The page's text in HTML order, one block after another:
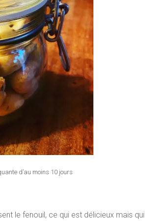
d’au moins 10 jours
le fenouil, ce qui est délicieux mais qui